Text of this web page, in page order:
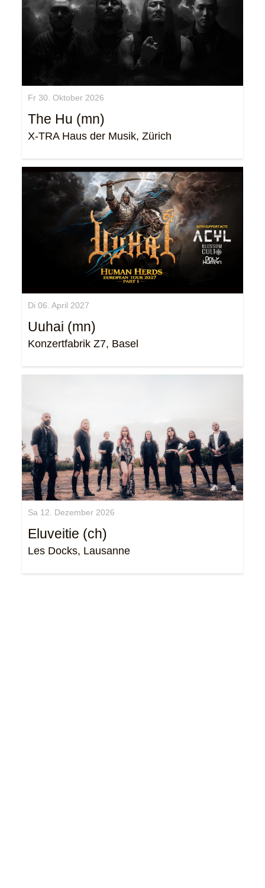
Fr 30. Oktober 2026
The Hu (mn)
X-TRA Haus der Musik, Zürich
Di 06. April 2027
Uuhai (mn)
Konzertfabrik Z7, Basel
Sa 12. Dezember 2026
Eluveitie (ch)
Les Docks, Lausanne